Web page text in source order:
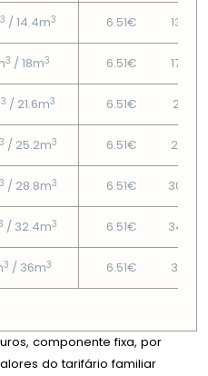
3 / 14.4m3 6.51€ 13.59€
3 / 18m3 6.51€ 17.47€
3 / 21.6m3 6.51€ 21.81€
3 / 25.2m3 6.51€ 26.15€
3 / 28.8m3 6.51€
/ 32.4m3 6.51€
3 / 36m3 6.51€ 39.18€
componente fixa, por
do tarifário familiar